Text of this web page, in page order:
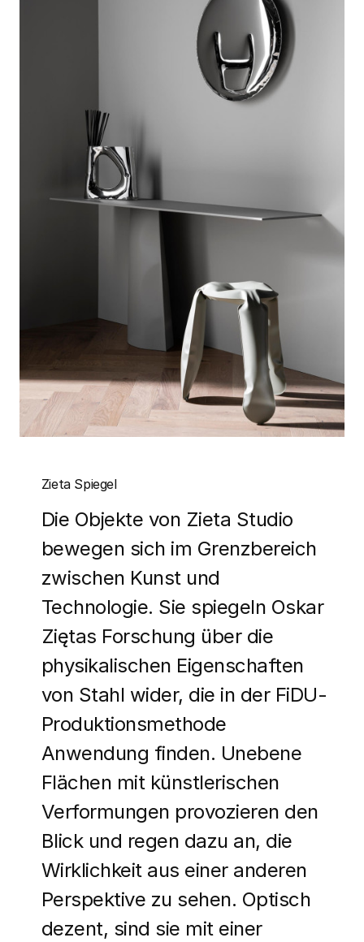
Zieta Spiegel
Die Objekte von Zieta Studio
bewegen sich im Grenzbereich
zwischen Kunst und
Technologie. Sie spiegeln Oskar
Ziętas Forschung über die
physikalischen Eigenschaften
von Stahl wider, die in der FiDU-
Produktionsmethode
Anwendung finden. Unebene
Flächen mit künstlerischen
Verformungen provozieren den
Blick und regen dazu an, die
Wirklichkeit aus einer anderen
Perspektive zu sehen. Optisch
dezent, sind sie mit einer